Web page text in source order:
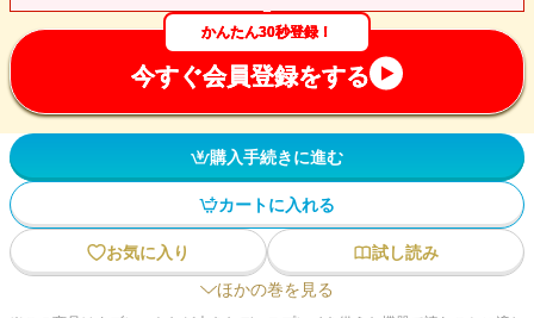
かんたん30秒登録！
今すぐ会員登録をする
購入手続きに進む
カートに入れる
お気に入り
試し読み
ほかの巻を見る